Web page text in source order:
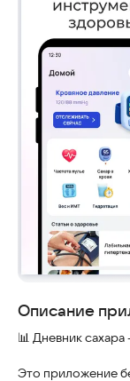
Описание
📊 Дневник
Это приложение